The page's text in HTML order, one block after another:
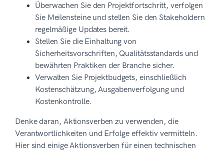
Überwachen Sie den Projektfortschritt, verfolgen
Sie Meilensteine und stellen Sie den Stakeholdern
regelmäßige Updates bereit.
Stellen Sie die Einhaltung von
Sicherheitsvorschriften, Qualitätsstandards und
bewährten Praktiken der Branche sicher.
Verwalten Sie Projektbudgets, einschließlich
Kostenschätzung, Ausgabenverfolgung und
Kostenkontrolle.
Denke daran, Aktionsverben zu verwenden, die
Verantwortlichkeiten und Erfolge effektiv vermitteln.
Hier sind einige Aktionsverben für einen technischen